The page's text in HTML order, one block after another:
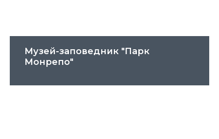
Музей-заповедник "Парк
Монрепо"